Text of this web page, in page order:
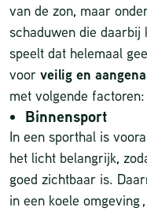
van de zon, maar
schaduwen die
speelt dat helemaal
voor veilig en
met volgende factoren:
Binnensport
In een sporthal is
het licht belangrijk,
goed zichtbaar is.
in een koele omgeving